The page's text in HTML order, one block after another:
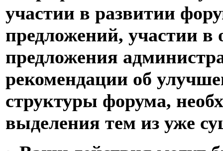
участии в развитии
предложений, участии в
предложения
рекомендации об
структуры форума,
выделения тем из уже